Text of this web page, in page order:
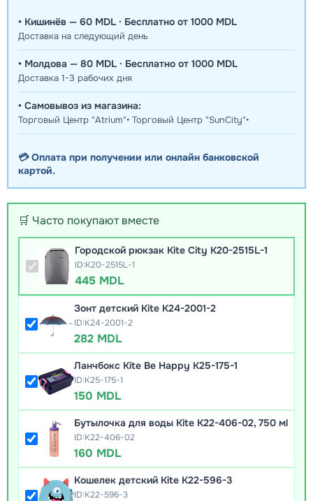
• Кишинёв — 60 MDL · Бесплатно от 1000 MDL
Доставка на следующий день
• Молдова — 80 MDL · Бесплатно от 1000 MDL
Доставка 1-3 рабочих дня
• Самовывоз из магазина:
Торговый Центр "Atrium"• Торговый Центр "SunCity"•
💳 Оплата при получении или онлайн банковской
картой.
🛒 Часто покупают вместе
Городской рюкзак Kite City K20-2515L-1
ID:K20-2515L-1
445 MDL
Зонт детский Kite K24-2001-2
ID:K24-2001-2
282 MDL
Ланчбокс Kite Be Happy K25-175-1
ID:K25-175-1
150 MDL
Бутылочка для воды Kite K22-406-02, 750 мl
ID:K22-406-02
160 MDL
Кошелек детский Kite K22-596-3
ID:K22-596-3